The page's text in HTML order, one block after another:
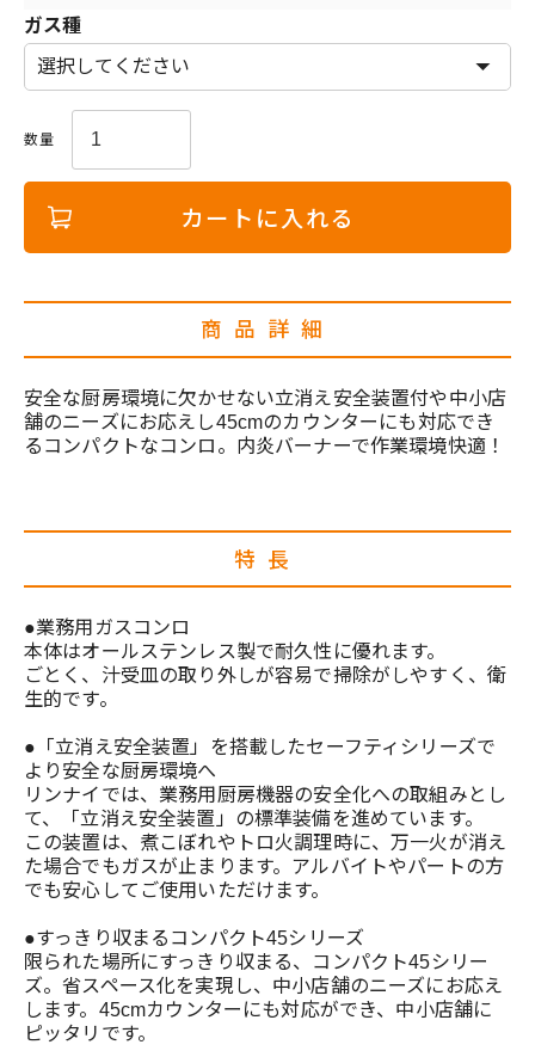
ガス種
カートに入れる
商品詳細
安全な厨房環境に欠かせない立消え安全装置付や中小店
舗のニーズにお応えし45cmのカウンターにも対応でき
るコンパクトなコンロ。内炎バーナーで作業環境快適！
特長
●業務用ガスコンロ
本体はオールステンレス製で耐久性に優れます。
ごとく、汁受皿の取り外しが容易で掃除がしやすく、衛
生的です。
●「立消え安全装置」を搭載したセーフティシリーズで
より安全な厨房環境へ
リンナイでは、業務用厨房機器の安全化への取組みとし
て、「立消え安全装置」の標準装備を進めています。
この装置は、煮こぼれやトロ火調理時に、万一火が消え
た場合でもガスが止まります。アルバイトやパートの方
でも安心してご使用いただけます。
●すっきり収まるコンパクト45シリーズ
限られた場所にすっきり収まる、コンパクト45シリー
ズ。省スペース化を実現し、中小店舗のニーズにお応え
します。45cmカウンターにも対応ができ、中小店舗に
ピッタリです。